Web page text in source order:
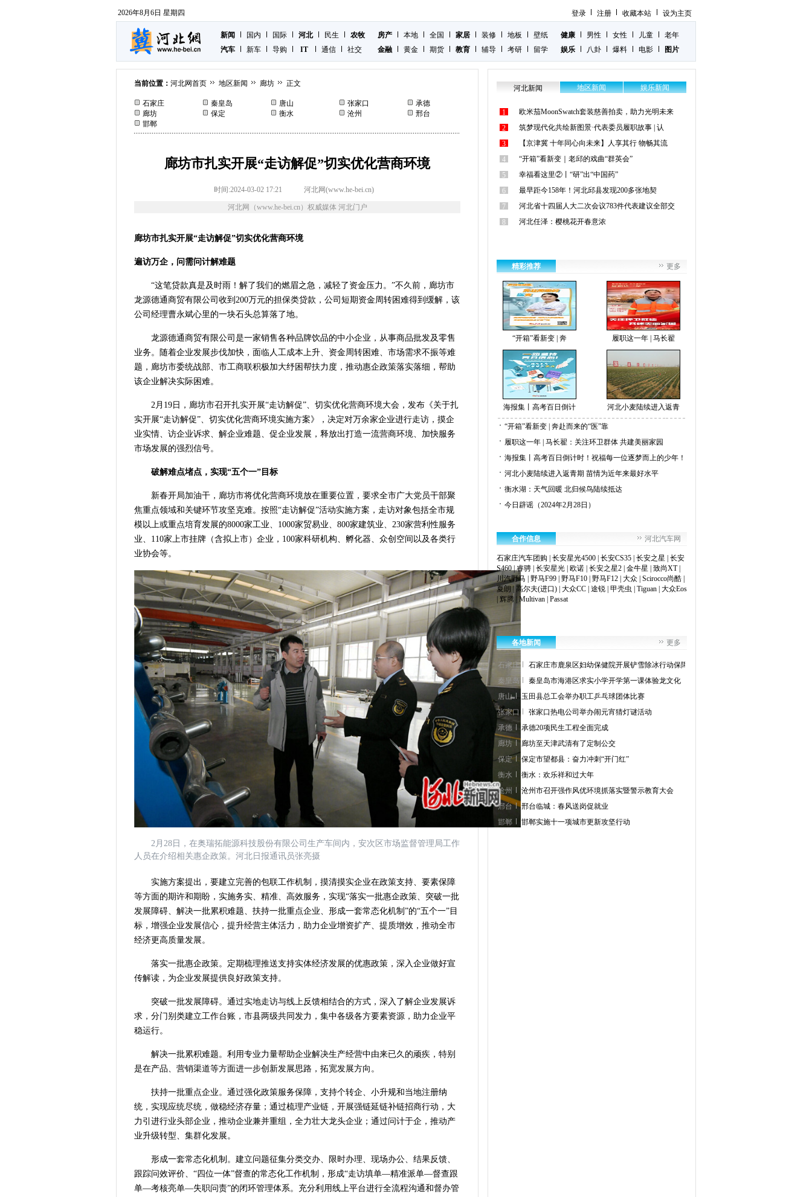
2026年8月6日 星期四 登录 注册 收藏本站 设为主页
新闻 国内 国际 河北 民生
农牧
汽车
新车 导购 IT 通信 社交
房产 本地 全国 家居 装修 地板
壁纸
金融
黄金 期货 教育 辅导 考研 留学
健康 男性 女性 儿童
老年
娱乐
八卦 爆料 电影 图片
当前位置： 河北网首页 地区新闻 廊坊 正文
石家庄 秦皇岛 唐山 张家口
承德
廊坊
保定 衡水 沧州
邢台
邯郸
廊坊市扎实开展“走访解促”切实优化营商环境
时间:2024-03-02 17:21 河北网(www.he-bei.cn)
河北网（www.he-bei.cn）权威媒体 河北门户
廊坊市扎实开展“走访解促”切实优化营商环境
遍访万企，问需问计解难题
“这笔贷款真是及时雨！解了我们的燃眉之急，减轻了资金压力。”不久前，廊坊市
龙源德通商贸有限公司收到200万元的担保类贷款，公司短期资金周转困难得到缓解，该
公司经理曹永斌心里的一块石头总算落了地。
龙源德通商贸有限公司是一家销售各种品牌饮品的中小企业，从事商品批发及零售
业务。随着企业发展步伐加快，面临人工成本上升、资金周转困难、市场需求不振等难
题，廊坊市委统战部、市工商联积极加大纾困帮扶力度，推动惠企政策落实落细，帮助
该企业解决实际困难。
2月19日，廊坊市召开扎实开展“走访解促”、切实优化营商环境大会，发布《关于扎
实开展“走访解促”、切实优化营商环境实施方案》，决定对万余家企业进行走访，摸企
业实情、访企业诉求、解企业难题、促企业发展，释放出打造一流营商环境、加快服务
市场发展的强烈信号。
破解难点堵点，实现“五个一”目标
新春开局加油干，廊坊市将优化营商环境放在重要位置，要求全市广大党员干部聚
焦重点领域和关键环节攻坚克难。按照“走访解促”活动实施方案，走访对象包括全市规
模以上或重点培育发展的8000家工业、1000家贸易业、800家建筑业、230家营利性服务
业、110家上市挂牌（含拟上市）企业，100家科研机构、孵化器、众创空间以及各类行
业协会等。
2月28日，在奥瑞拓能源科技股份有限公司生产车间内，安次区市场监督管理局工作
人员在介绍相关惠企政策。河北日报通讯员张亮摄
实施方案提出，要建立完善的包联工作机制，摸清摸实企业在政策支持、要素保障
等方面的期许和期盼，实施务实、精准、高效服务，实现“落实一批惠企政策、突破一批
发展障碍、解决一批累积难题、扶持一批重点企业、形成一套常态化机制”的“五个一”目
标，增强企业发展信心，提升经营主体活力，助力企业增资扩产、提质增效，推动全市
经济更高质量发展。
落实一批惠企政策。定期梳理推送支持实体经济发展的优惠政策，深入企业做好宣
传解读，为企业发展提供良好政策支持。
突破一批发展障碍。通过实地走访与线上反馈相结合的方式，深入了解企业发展诉
求，分门别类建立工作台账，市县两级共同发力，集中各级各方要素资源，助力企业平
稳运行。
解决一批累积难题。利用专业力量帮助企业解决生产经营中由来已久的顽疾，特别
是在产品、营销渠道等方面进一步创新发展思路，拓宽发展方向。
扶持一批重点企业。通过强化政策服务保障，支持个转企、小升规和当地注册纳
统，实现应统尽统，做稳经济存量；通过梳理产业链，开展强链延链补链招商行动，大
力引进行业头部企业，推动企业兼并重组，全力壮大龙头企业；通过问计于企，推动产
业升级转型、集群化发展。
形成一套常态化机制。建立问题征集分类交办、限时办理、现场办公、结果反馈、
跟踪问效评价、“四位一体”督查的常态化工作机制，形成“走访填单—精准派单—督查跟
单—考核亮单—失职问责”的闭环管理体系。充分利用线上平台进行全流程沟通和督办管
河北新闻 地区新闻 娱乐新闻
1
欧米茄MoonSwatch套装慈善拍卖，助力光明未来
2
筑梦现代化共绘新图景·代表委员履职故事 | 认
3
【京津冀 十年同心向未来】人享其行 物畅其流
4
“开箱”看新变｜老邱的戏曲“群英会”
5
幸福看这里②丨“研”出“中国药”
6
最早距今158年！河北邱县发现200多张地契
7
河北省十四届人大二次会议783件代表建议全部交
8
河北任泽：樱桃花开春意浓
精彩推荐 更多
“开箱”看新变 | 奔 履职这一年 | 马长翟
海报集丨高考百日倒计 河北小麦陆续进入返青
“开箱”看新变 | 奔赴而来的“医”靠
履职这一年 | 马长翟：关注环卫群体 共建美丽家园
海报集丨高考百日倒计时！祝福每一位逐梦而上的少年！
河北小麦陆续进入返青期 苗情为近年来最好水平
衡水湖：天气回暖 北归候鸟陆续抵达
今日辟谣（2024年2月28日）
合作信息 河北汽车网
石家庄汽车团购 长安星光4500 长安CS35 长安之星
长安
S460|睿骋 长安星光 欧诺 长安之星2 金牛星 致尚XT|
川汽野马
野马F99 野马F10 野马F12 大众 Scirocco尚酷
夏朗
高尔夫(进口) 大众CC 途锐 甲壳虫 Tiguan 大众Eos
辉腾 Multivan Passat
各地新闻 更多
石家庄
石家庄市鹿泉区妇幼保健院开展铲雪除冰行动保障
秦皇岛
秦皇岛市海港区求实小学开学第一课体验龙文化
唐山
玉田县总工会举办职工乒乓球团体比赛
张家口
张家口热电公司举办闹元宵猜灯谜活动
承德
承德20项民生工程全面完成
廊坊
廊坊至天津武清有了定制公交
保定
保定市望都县：奋力冲刺“开门红”
衡水
衡水：欢乐祥和过大年
沧州
沧州市召开强作风优环境抓落实暨警示教育大会
邢台
邢台临城：春风送岗促就业
邯郸
邯郸实施十一项城市更新攻坚行动